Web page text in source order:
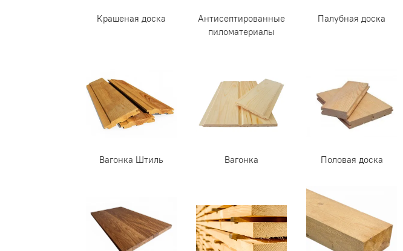
Крашеная доска
Антисептированные
пиломатериалы
Палубная доска
Вагонка Штиль Вагонка Половая доска